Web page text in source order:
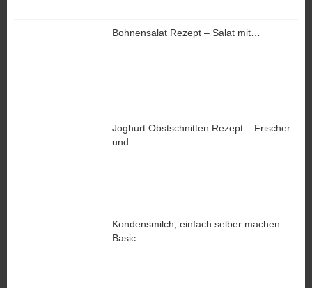
Bohnensalat Rezept – Salat mit…
Joghurt Obstschnitten Rezept – Frischer
und…
Kondensmilch, einfach selber machen –
Basic…